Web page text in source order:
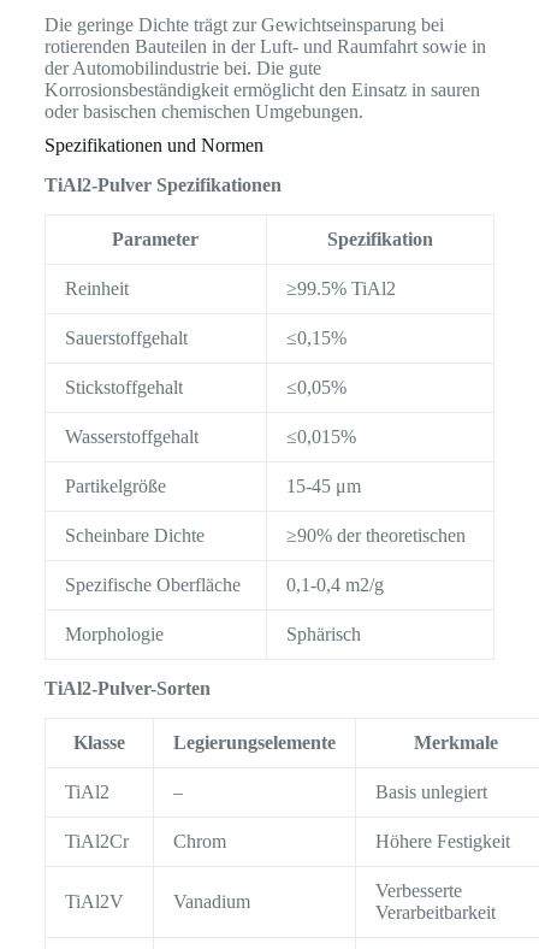
Die geringe Dichte trägt zur Gewichtseinsparung bei
rotierenden Bauteilen in der Luft- und Raumfahrt sowie in
der Automobilindustrie bei. Die gute
Korrosionsbeständigkeit ermöglicht den Einsatz in sauren
oder basischen chemischen Umgebungen.
Spezifikationen und Normen
TiAl2-Pulver Spezifikationen
Parameter Spezifikation
Reinheit ≥99.5% TiAl2
Sauerstoffgehalt ≤0,15%
Stickstoffgehalt ≤0,05%
Wasserstoffgehalt ≤0,015%
Partikelgröße 15-45 μm
Scheinbare Dichte ≥90% der theoretischen
Spezifische Oberfläche 0,1-0,4 m2/g
Morphologie Sphärisch
TiAl2-Pulver-Sorten
Klasse Legierungselemente Merkmale
TiAl2 – Basis unlegiert
TiAl2Cr Chrom Höhere Festigkeit
TiAl2V Vanadium
Verbesserte
Verarbeitbarkeit